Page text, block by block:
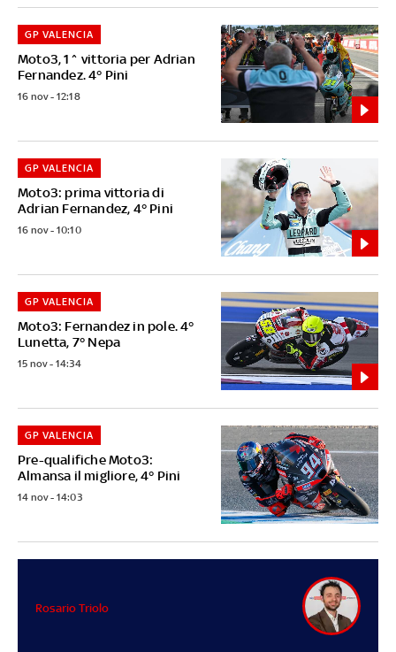
Moto3, 1^ vittoria per Adrian
Fernandez. 4° Pini
GP VALENCIA
16 nov - 12:18
Moto3: prima vittoria di
Adrian Fernandez, 4° Pini
GP VALENCIA
16 nov - 10:10
Moto3: Fernandez in pole. 4°
Lunetta, 7° Nepa
GP VALENCIA
15 nov - 14:34
Pre-qualifiche Moto3:
Almansa il migliore, 4° Pini
GP VALENCIA
14 nov - 14:03
Rosario Triolo